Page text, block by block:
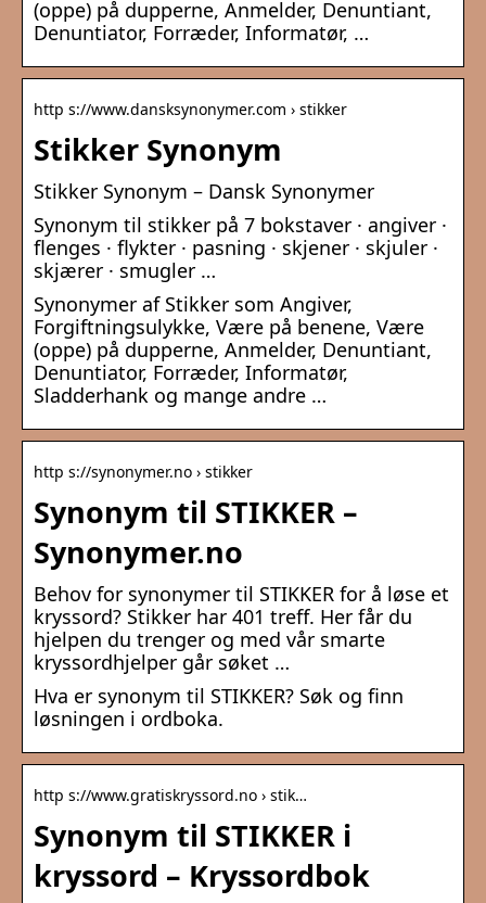
(oppe) på dupperne, Anmelder, Denuntiant,
Denuntiator, Forræder, Informatør, …
http s://www.dansksynonymer.com › stikker
Stikker Synonym
Stikker Synonym – Dansk Synonymer
Synonym til stikker på 7 bokstaver · angiver ·
flenges · flykter · pasning · skjener · skjuler ·
skjærer · smugler …
Synonymer af Stikker som Angiver,
Forgiftningsulykke, Være på benene, Være
(oppe) på dupperne, Anmelder, Denuntiant,
Denuntiator, Forræder, Informatør,
Sladderhank og mange andre …
http s://synonymer.no › stikker
Synonym til STIKKER –
Synonymer.no
Behov for synonymer til STIKKER for å løse et
kryssord? Stikker har 401 treff. Her får du
hjelpen du trenger og med vår smarte
kryssordhjelper går søket …
Hva er synonym til STIKKER? Søk og finn
løsningen i ordboka.
http s://www.gratiskryssord.no › stik…
Synonym til STIKKER i
kryssord – Kryssordbok